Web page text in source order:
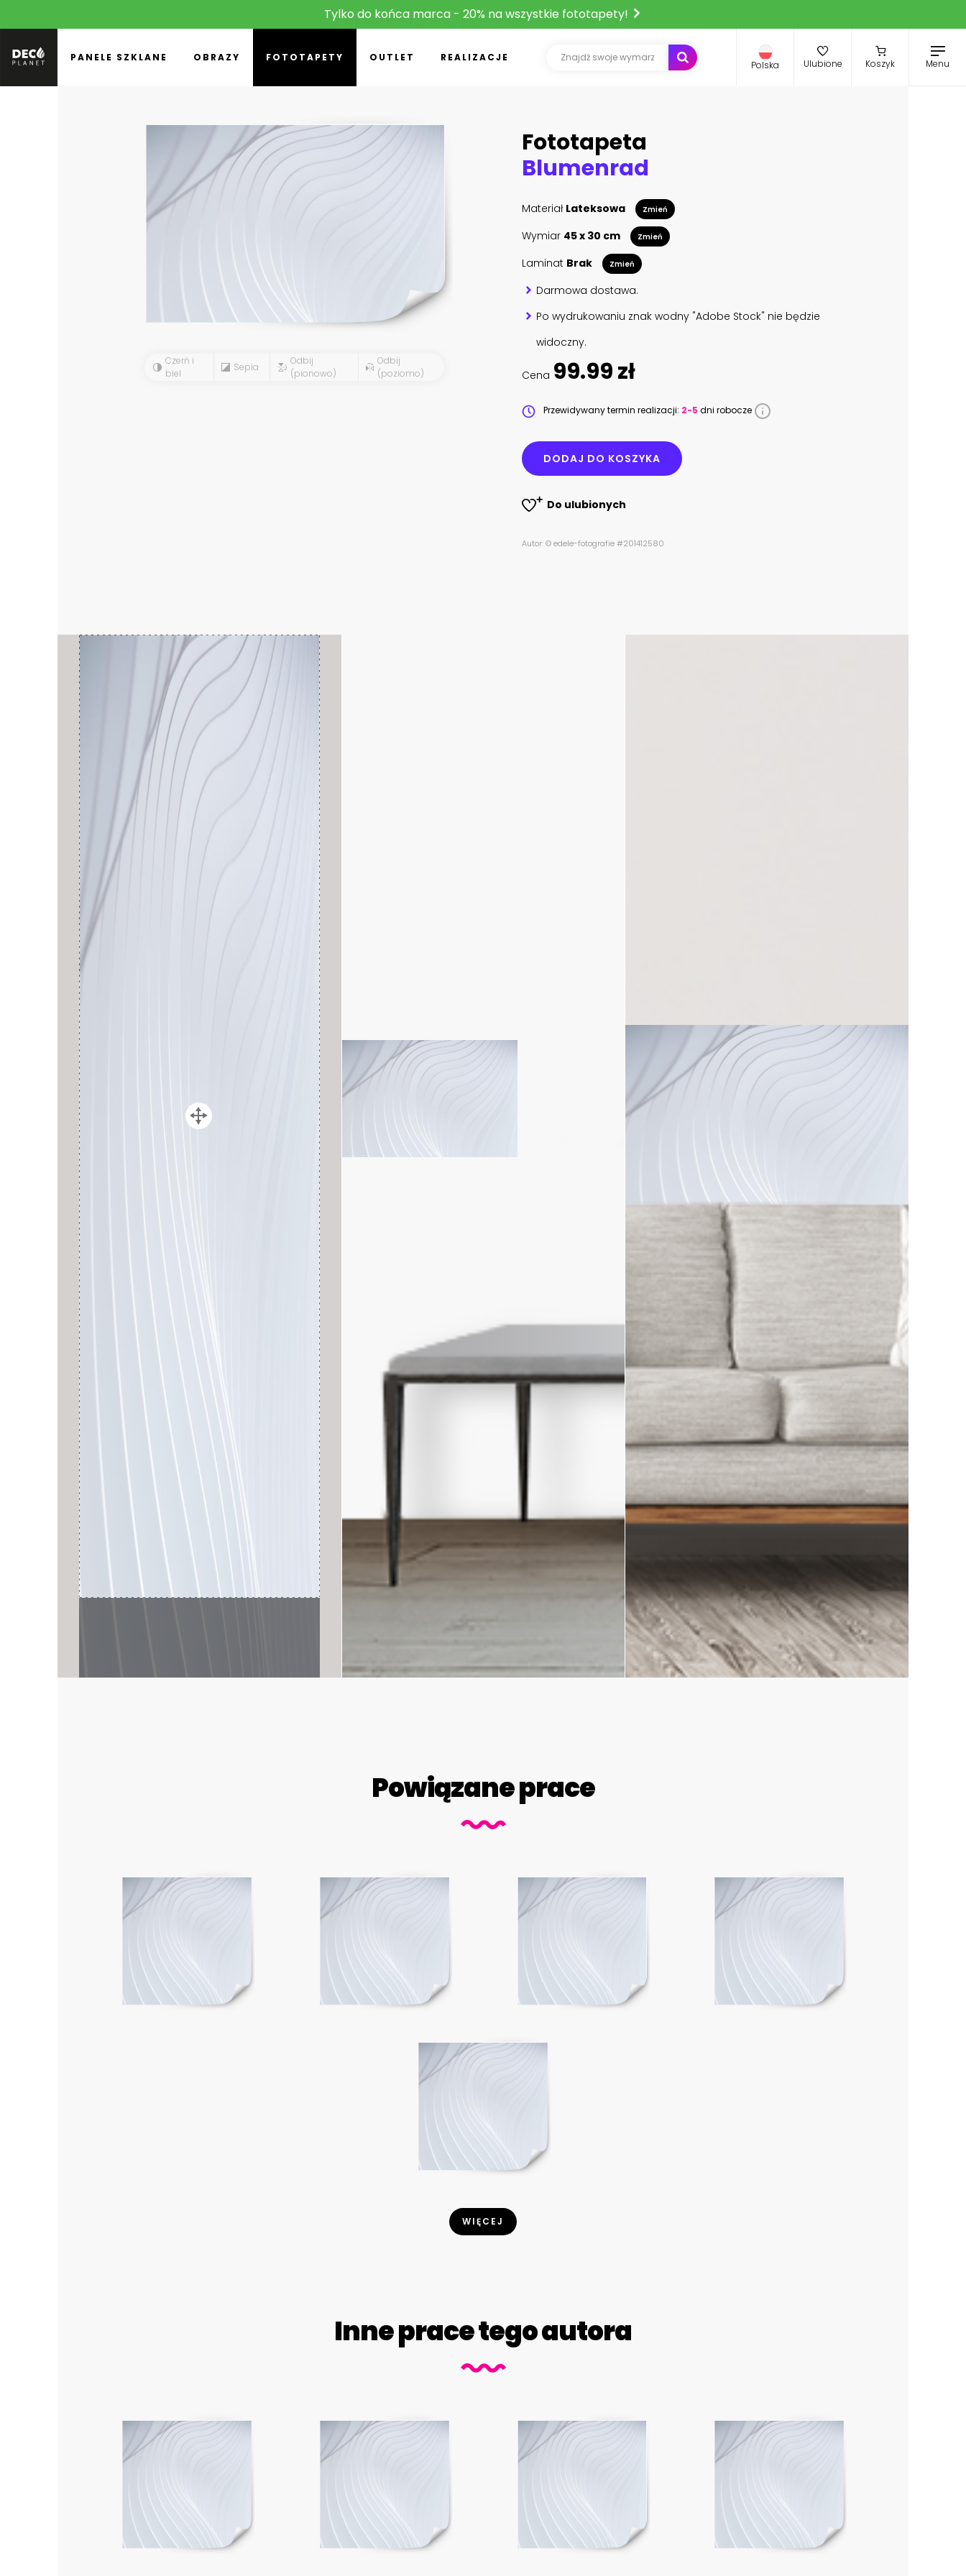
Tylko do końca marca - 20% na wszystkie fototapety!
PANELE SZKLANE OBRAZY FOTOTAPETY OUTLET REALIZACJE
Polska Ulubione Koszyk Menu
Czerń i
biel
Sepia
Odbij
(pionowo)
Odbij
(poziomo)
Fototapeta
Blumenrad
Materiał Lateksowa Zmień
Wymiar 45 x 30 cm Zmień
Laminat Brak Zmień
Darmowa dostawa.
Po wydrukowaniu znak wodny "Adobe Stock" nie będzie
widoczny.
Cena 99.99 zł
Przewidywany termin realizacji: 2-5 dni robocze
DODAJ DO KOSZYKA
Do ulubionych
Autor: © edele-fotografie #201412580
Powiązane prace
WIĘCEJ
Inne prace tego autora